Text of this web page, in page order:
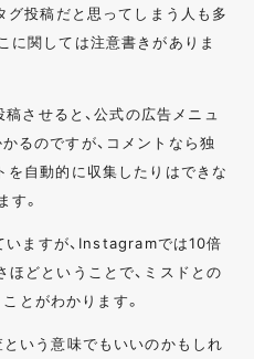
グ投稿だと思ってしまう人も多
に関しては注意書きがありま
させると、公式の広告メニュ
るのですが、コメントなら独
を自動的に収集したりはできな
す。
ますが、Instagramでは10倍
どということで、ミスドとの
とがわかります。
いう意味でもいいのかもしれ